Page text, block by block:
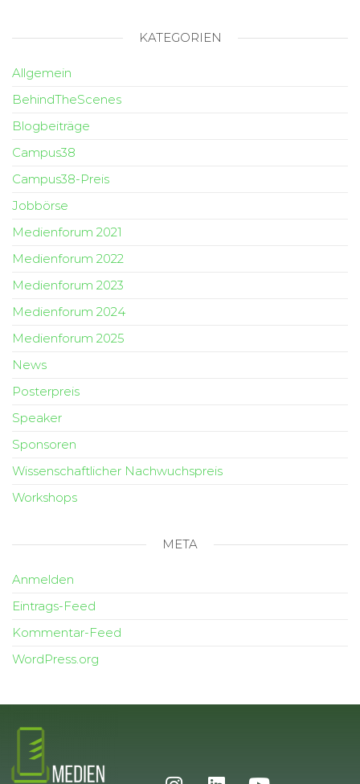
KATEGORIEN
Allgemein
BehindTheScenes
Blogbeiträge
Campus38
Campus38-Preis
Jobbörse
Medienforum 2021
Medienforum 2022
Medienforum 2023
Medienforum 2024
Medienforum 2025
News
Posterpreis
Speaker
Sponsoren
Wissenschaftlicher Nachwuchspreis
Workshops
META
Anmelden
Eintrags-Feed
Kommentar-Feed
WordPress.org